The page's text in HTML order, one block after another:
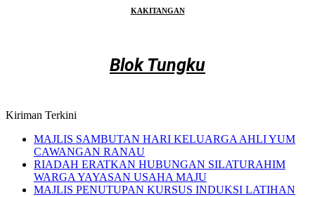
KAKITANGAN
Blok Tungku
Kiriman Terkini
MAJLIS SAMBUTAN HARI KELUARGA AHLI YUM
CAWANGAN RANAU
RIADAH ERATKAN HUBUNGAN SILATURAHIM
WARGA YAYASAN USAHA MAJU
MAJLIS PENUTUPAN KURSUS INDUKSI LATIHAN